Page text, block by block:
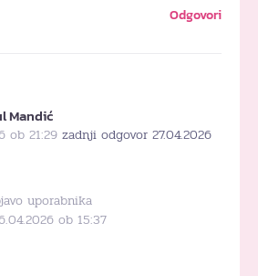
Odgovori
Mandić
ob 21:29 zadnji odgovor 27.04.2026
uporabnika
ob 15:37